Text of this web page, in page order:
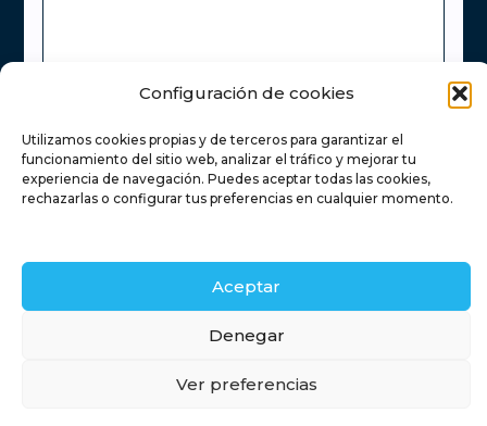
Configuración de cookies
Utilizamos cookies propias y de terceros para garantizar el
funcionamiento del sitio web, analizar el tráfico y mejorar tu
experiencia de navegación. Puedes aceptar todas las cookies,
rechazarlas o configurar tus preferencias en cualquier momento.
Aceptar
Denegar
Ver preferencias
He leído y acepto laPolítica de Privacidad
Inicio Servicios inmobiliarios Financiación